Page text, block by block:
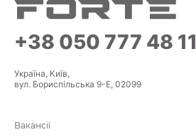
+38 050 777 48 11
Україна, Київ,
вул. Бориспільська 9-Е, 02099
Вакансії